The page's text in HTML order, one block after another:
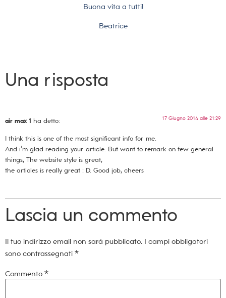
Buona vita a tutti!
Beatrice
Una risposta
air max 1 ha detto: 17 Giugno 2014 alle 21:29
I think this is one of the most significant info for me.
And i’m glad reading your article. But want to remark on few general
things, The website style is great,
the articles is really great : D. Good job, cheers
Lascia un commento
Il tuo indirizzo email non sarà pubblicato. I campi obbligatori
sono contrassegnati *
Commento *